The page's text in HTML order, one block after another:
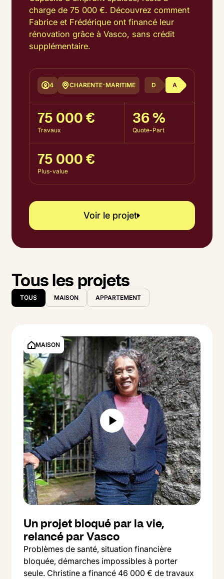
charge de 75 000 €. Découvrez comment
Fabrice et Frédérique ont financé leur
rénovation grâce à Vasco, sans crédit
supplémentaire.
4 CHARENTE-MARITIME D A
75 000 €
Travaux
36 %
Quote-Part
75 000 €
Plus-value
Voir le projet
Tous les projets
TOUS MAISON APPARTEMENT
MAISON
Un projet bloqué par la vie,
relancé par Vasco
Problèmes de santé, situation financière
bloquée, démarches impossibles à porter
seule. Christine a financé 46 000 € de travaux